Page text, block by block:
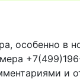
особенно в
и